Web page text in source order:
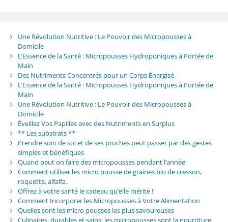
Une Révolution Nutritive : Le Pouvoir des Micropousses à
Domicile
L’Essence de la Santé : Micropousses Hydroponiques à Portée de
Main
Des Nutriments Concentrés pour un Corps Énergisé
L’Essence de la Santé : Micropousses Hydroponiques à Portée de
Main
Une Révolution Nutritive : Le Pouvoir des Micropousses à
Domicile
Éveillez Vos Papilles avec des Nutriments en Surplus
** Les substrats **
Prendre soin de soi et de ses proches peut passer par des gestes
simples et bénéfiques
Quand peut on faire des micropousses pendant l’année
Comment utiliser les micro pousse de graines bio de cresson,
roquette, alfalfa.
Offrez à votre santé le cadeau qu’elle mérite !
Comment Incorporer les Micropousses à Votre Alimentation
Quelles sont les micro pousses les plus savoureuses
Culinaires, durables et sains: les micropousses sont la nourriture